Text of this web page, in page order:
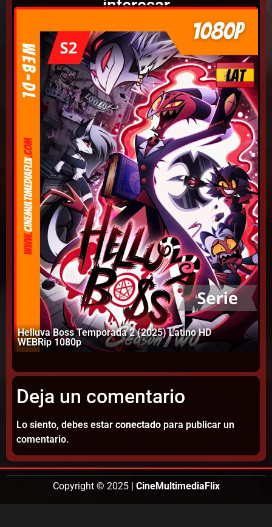
interesar
Helluva Boss Temporada 2 (2025) Latino HD
WEBRip 1080p
Deja un comentario
Lo siento, debes estar conectado para publicar un
comentario.
Copyright © 2025 | CineMultimediaFlix